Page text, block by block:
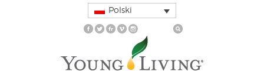
Polski